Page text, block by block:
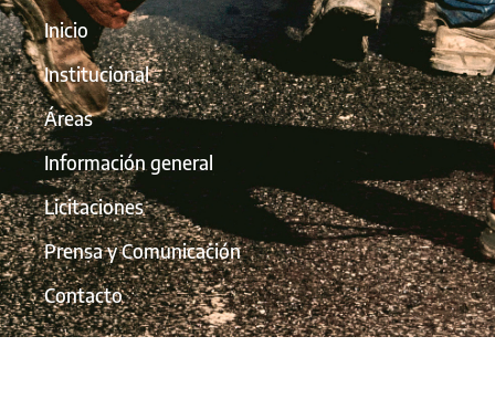
Inicio
Institucional
Áreas
Información general
Licitaciones
Prensa y Comunicación
Contacto